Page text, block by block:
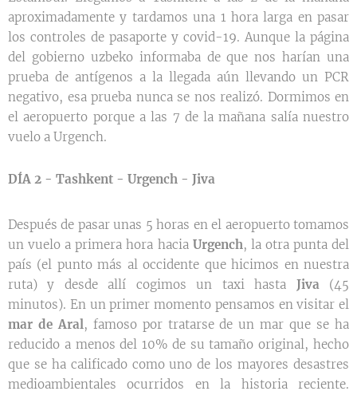
aproximadamente y tardamos una 1 hora larga en pasar
los controles de pasaporte y covid-19. Aunque la página
del gobierno uzbeko informaba de que nos harían una
prueba de antígenos a la llegada aún llevando un PCR
negativo, esa prueba nunca se nos realizó. Dormimos en
el aeropuerto porque a las 7 de la mañana salía nuestro
vuelo a Urgench.
DÍA 2 - Tashkent - Urgench - Jiva
Después de pasar unas 5 horas en el aeropuerto tomamos
un vuelo a primera hora hacia Urgench, la otra punta del
país (el punto más al occidente que hicimos en nuestra
ruta) y desde allí cogimos un taxi hasta Jiva (45
minutos). En un primer momento pensamos en visitar el
mar de Aral , famoso por tratarse de un mar que se ha
reducido a menos del 10% de su tamaño original, hecho
que se ha calificado como uno de los mayores desastres
medioambientales ocurridos en la historia reciente.